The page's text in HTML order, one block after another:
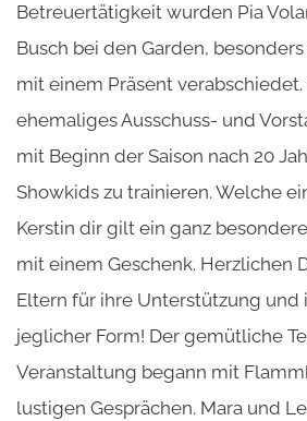
Betreuertätigkeit wurden Pia
Busch bei den Garden,
mit einem Präsent verabschiedet.
ehemaliges Ausschuss- und
mit Beginn der Saison nach 20
Showkids zu trainieren. Welche
Kerstin dir gilt ein ganz
mit einem Geschenk. Herzlichen
Eltern für ihre Unterstützung und
jeglicher Form! Der gemütliche
Veranstaltung begann mit
lustigen Gesprächen. Mara und